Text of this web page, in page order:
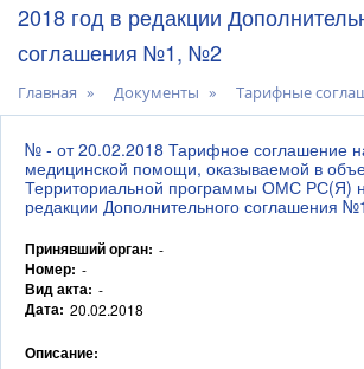
2018 год в редакции
соглашения №1, №2
Главная Документы Тарифные
№ - от 20.02.2018 Тарифное соглашение
медицинской помощи, оказываемой в
Территориальной программы ОМС РС(Я)
редакции Дополнительного соглашения
Принявший орган: -
Номер: -
Вид акта: -
Дата: 20.02.2018
Описание: